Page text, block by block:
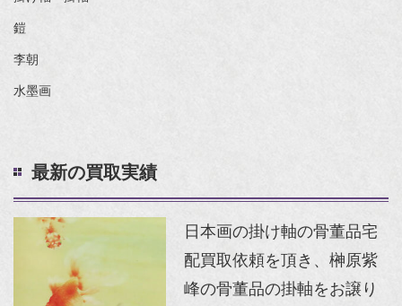
鎧
李朝
水墨画
最新の買取実績
日本画の掛け軸の骨董品宅
配買取依頼を頂き、榊原紫
峰の骨董品の掛軸をお譲り